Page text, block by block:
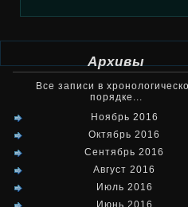
Архивы
Все записи в
порядке...
Ноябрь 2016
Октябрь 2016
Сентябрь 2016
Август 2016
Июль 2016
Июнь 2016